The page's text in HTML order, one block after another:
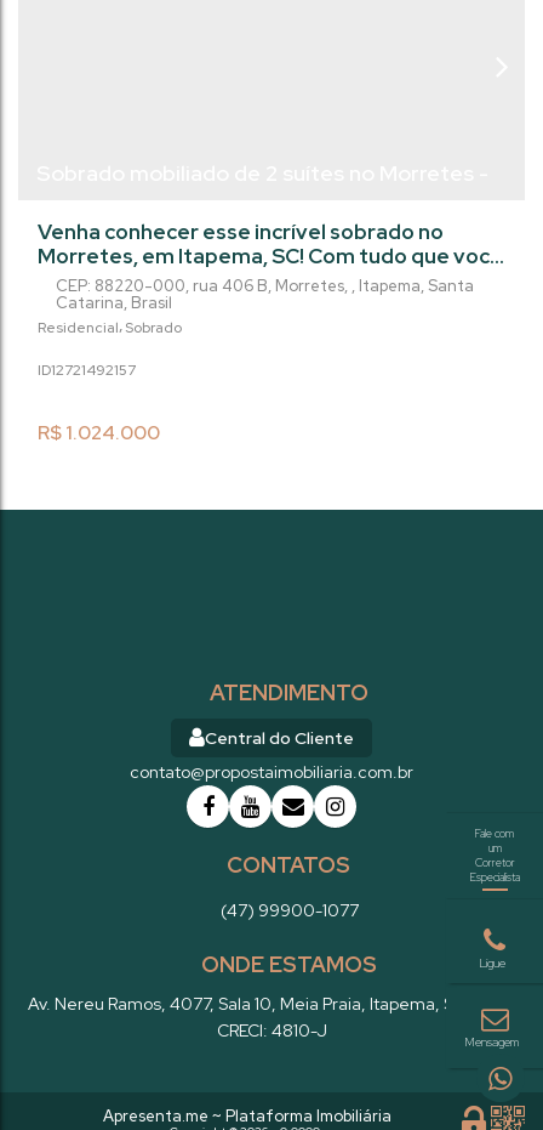
Residencial Sobrado
R$1.024.000
2157
1272149
CEP: 88220-000, rua 406 B, Morretes , Itapema, Santa
Catarina, Brasil
Venha conhecer esse incrível sobrado no
Morretes, em Itapema, SC! Com tudo que você
precisa para viver com conforto e segurança,
esse imóvel é perfeito para você e sua família.
Com dois quartos, sendo duas suítes, três
sobrado conta com diversos diferenciais,
na porta de entrada, gás individual, lavabo,...
ATENDIMENTO
Central do Cliente
contato@propostaimobiliaria.com.br
CONTATOS
(47) 99900-1077
ONDE ESTAMOS
Av. Nereu Ramos, 4077, Sala 10, Meia Praia, Itapema, SC
Brasil
CRECI: 4810-J
Apresenta.me ~ Plataforma Imobiliária